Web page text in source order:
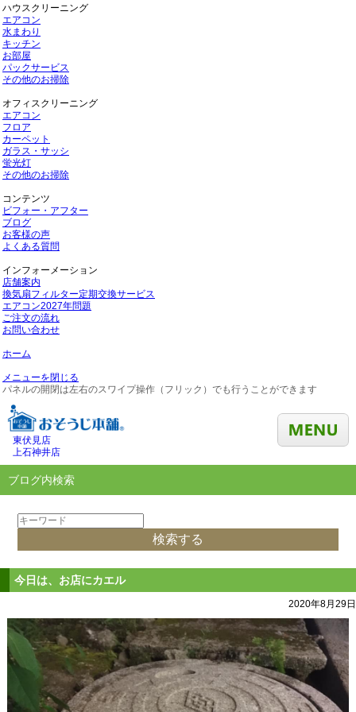
ハウスクリーニング
エアコン
水まわり
キッチン
お部屋
パックサービス
その他のお掃除
オフィスクリーニング
エアコン
フロア
カーペット
ガラス・サッシ
蛍光灯
その他のお掃除
コンテンツ
ビフォー・アフター
ブログ
お客様の声
よくある質問
インフォーメーション
店舗案内
換気扇フィルター定期交換サービス
エアコン2027年問題
ご注文の流れ
お問い合わせ
ホーム
メニューを閉じる
パネルの開閉は左右のスワイプ操作（フリック）でも行うことができます
東伏見店
上石神井店
ブログ内検索
今日は、お店にカエル
2020年8月29日